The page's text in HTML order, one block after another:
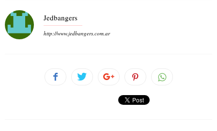
Jedbangers
http://www.jedbangers.com.ar